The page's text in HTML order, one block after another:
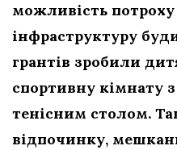
можливість
інфраструктуру
грантів зробили
спортивну кімнату
тенісним столом.
відпочинку,